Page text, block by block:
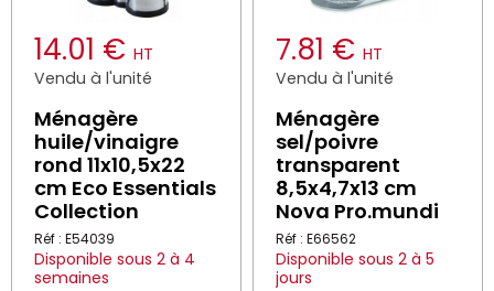
14.01 € HT
Vendu à l'unité
Ménagère
huile/vinaigre
rond 11x10,5x22
cm Eco Essentials
Collection
Réf : E54039
Disponible sous 2 à 4
semaines
7.81 € HT
Vendu à l'unité
Ménagère
sel/poivre
transparent
8,5x4,7x13 cm
Nova Pro.mundi
Réf : E66562
Disponible sous 2 à 5
jours